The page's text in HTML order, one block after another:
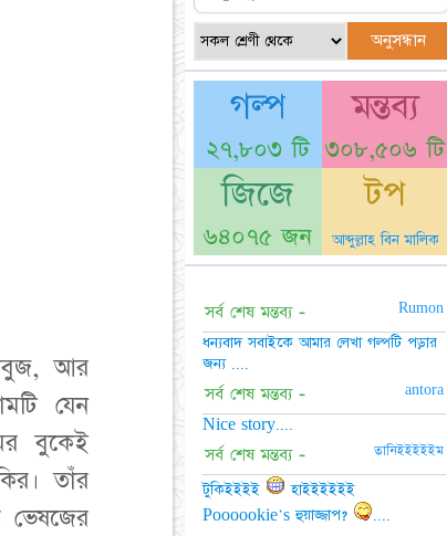
সবুজ, আর
যেন
বুকেই
তাঁর
ভেষজের
গল্প
২৭,৮০৩ টি
মন্তব্য
৩০৮,৫০৬ টি
জিজে
৬৪০৭৫ জন
টপ
আব্দুল্লাহ বিন মালিক
সর্ব শেষ মন্তব্য - Rumon
ধন্যবাদ সবাইকে আমার লেখা গল্পটি পড়ার
জন্য ....
সর্ব শেষ মন্তব্য - antora
Nice story....
সর্ব শেষ মন্তব্য - তানিইইইইইম
টুকিইইইই
হাইইইইইই
Poooookie's হুয়াজ্জাপ?
....